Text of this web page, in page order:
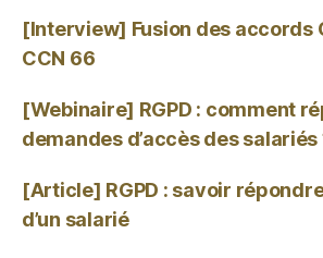
[Interview] Fusion des accords
CCN 66
[Webinaire] RGPD : comment
demandes d’accès des salariés
[Article] RGPD : savoir
d’un salarié